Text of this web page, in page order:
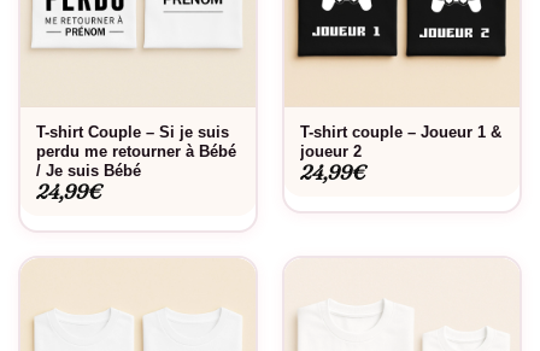
T-shirt Couple – Si je suis
perdu me retourner à Bébé
/ Je suis Bébé
24,99€
T-shirt couple – Joueur 1 &
joueur 2
24,99€